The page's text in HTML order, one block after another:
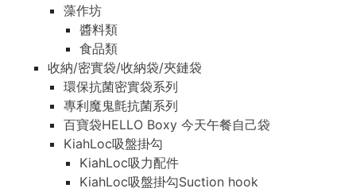
藻作坊
醬料類
食品類
收納/密實袋/收納袋/夾鏈袋
環保抗菌密實袋系列
專利魔鬼氈抗菌系列
百寶袋HELLO Boxy 今天午餐自己袋
KiahLoc吸盤掛勾
KiahLoc吸力配件
KiahLoc吸盤掛勾Suction hook